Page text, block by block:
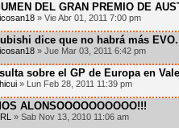
DEL GRAN PREMIO DE
» Vie Abr 01, 2011 7:00 pm
dice que no habrá más
» Jue Mar 03, 2011 6:42 pm
sobre el GP de Europa en
» Lun Feb 28, 2011 11:39 pm
ALONSOOOOOOOOOO!!!
» Sab Nov 13, 2010 11:06 am